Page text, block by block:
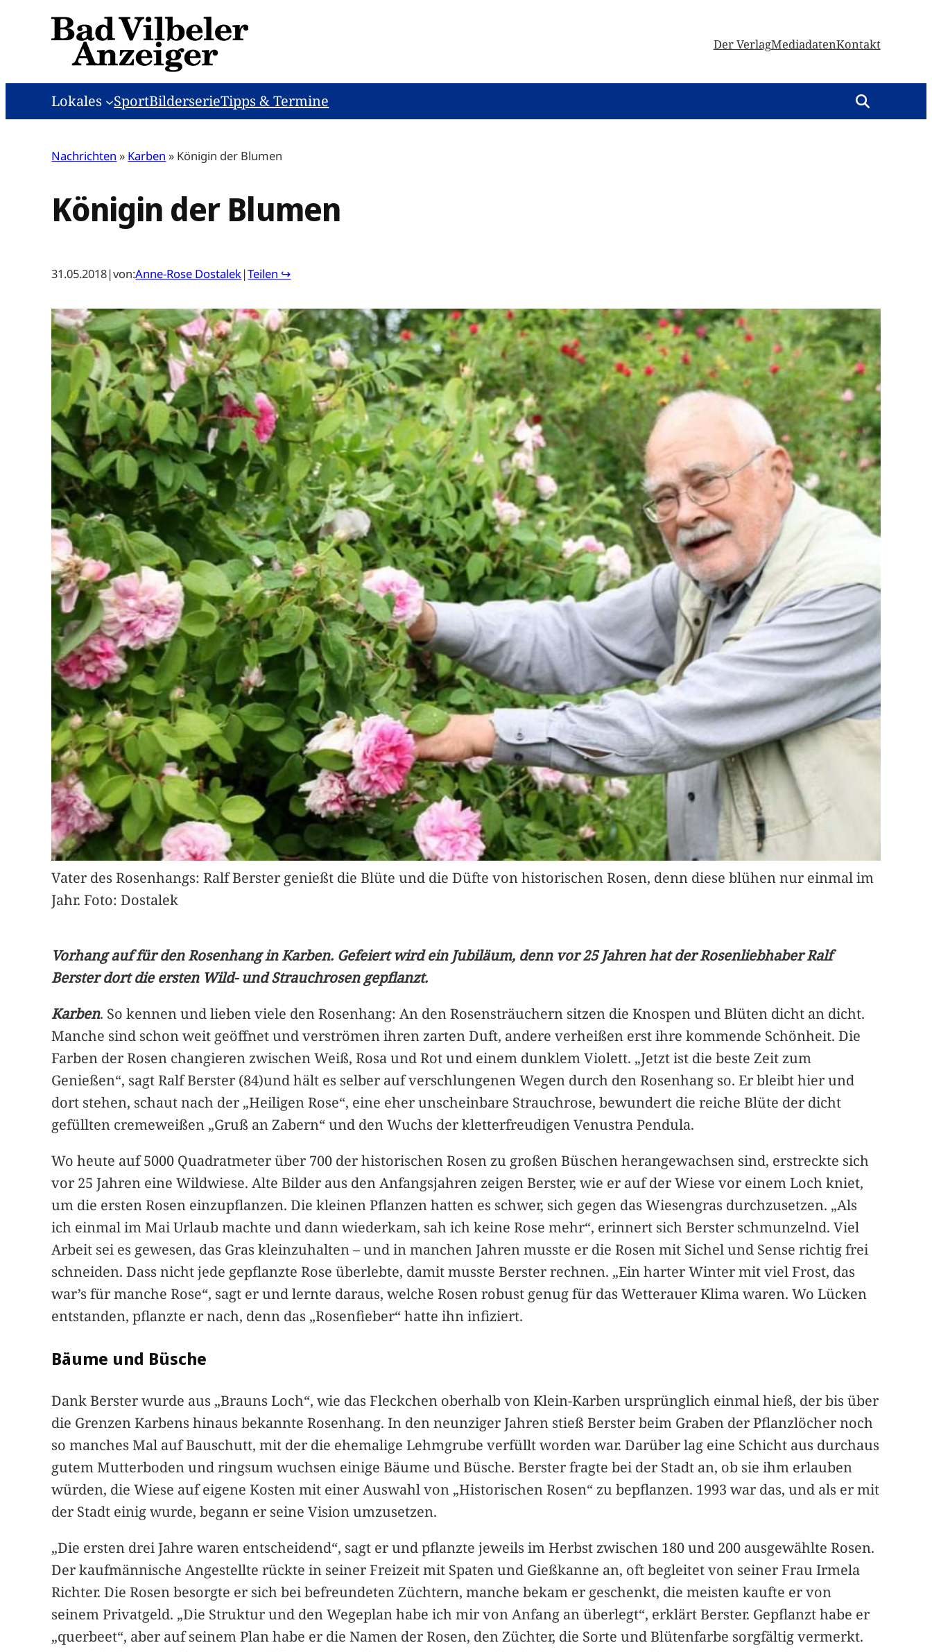
Der VerlagMediadatenKontakt
Lokales SportBilderserieTipps & Termine
Nachrichten » Karben » Königin der Blumen
Königin der Blumen
31.05.2018|von:Anne-Rose Dostalek|Teilen ↪
Vater des Rosenhangs: Ralf Berster genießt die Blüte und die Düfte von historischen Rosen, denn diese blühen nur einmal im
Jahr. Foto: Dostalek
Vorhang auf für den Rosenhang in Karben. Gefeiert wird ein Jubiläum, denn vor 25 Jahren hat der Rosenliebhaber Ralf
Berster dort die ersten Wild- und Strauchrosen gepflanzt.
Karben. So kennen und lieben viele den Rosenhang: An den Rosensträuchern sitzen die Knospen und Blüten dicht an dicht.
Manche sind schon weit geöffnet und verströmen ihren zarten Duft, andere verheißen erst ihre kommende Schönheit. Die
Farben der Rosen changieren zwischen Weiß, Rosa und Rot und einem dunklem Violett. „Jetzt ist die beste Zeit zum
Genießen“, sagt Ralf Berster (84)und hält es selber auf verschlungenen Wegen durch den Rosenhang so. Er bleibt hier und
dort stehen, schaut nach der „Heiligen Rose“, eine eher unscheinbare Strauchrose, bewundert die reiche Blüte der dicht
gefüllten cremeweißen „Gruß an Zabern“ und den Wuchs der kletterfreudigen Venustra Pendula.
Wo heute auf 5000 Quadratmeter über 700 der historischen Rosen zu großen Büschen herangewachsen sind, erstreckte sich
vor 25 Jahren eine Wildwiese. Alte Bilder aus den Anfangsjahren zeigen Berster, wie er auf der Wiese vor einem Loch kniet,
um die ersten Rosen einzupflanzen. Die kleinen Pflanzen hatten es schwer, sich gegen das Wiesengras durchzusetzen. „Als
ich einmal im Mai Urlaub machte und dann wiederkam, sah ich keine Rose mehr“, erinnert sich Berster schmunzelnd. Viel
Arbeit sei es gewesen, das Gras kleinzuhalten – und in manchen Jahren musste er die Rosen mit Sichel und Sense richtig frei
schneiden. Dass nicht jede gepflanzte Rose überlebte, damit musste Berster rechnen. „Ein harter Winter mit viel Frost, das
war’s für manche Rose“, sagt er und lernte daraus, welche Rosen robust genug für das Wetterauer Klima waren. Wo Lücken
entstanden, pflanzte er nach, denn das „Rosenfieber“ hatte ihn infiziert.
Bäume und Büsche
Dank Berster wurde aus „Brauns Loch“, wie das Fleckchen oberhalb von Klein-Karben ursprünglich einmal hieß, der bis über
die Grenzen Karbens hinaus bekannte Rosenhang. In den neunziger Jahren stieß Berster beim Graben der Pflanzlöcher noch
so manches Mal auf Bauschutt, mit der die ehemalige Lehmgrube verfüllt worden war. Darüber lag eine Schicht aus durchaus
gutem Mutterboden und ringsum wuchsen einige Bäume und Büsche. Berster fragte bei der Stadt an, ob sie ihm erlauben
würden, die Wiese auf eigene Kosten mit einer Auswahl von „Historischen Rosen“ zu bepflanzen. 1993 war das, und als er mit
der Stadt einig wurde, begann er seine Vision umzusetzen.
„Die ersten drei Jahre waren entscheidend“, sagt er und pflanzte jeweils im Herbst zwischen 180 und 200 ausgewählte Rosen.
Der kaufmännische Angestellte rückte in seiner Freizeit mit Spaten und Gießkanne an, oft begleitet von seiner Frau Irmela
Richter. Die Rosen besorgte er sich bei befreundeten Züchtern, manche bekam er geschenkt, die meisten kaufte er von
seinem Privatgeld. „Die Struktur und den Wegeplan habe ich mir von Anfang an überlegt“, erklärt Berster. Gepflanzt habe er
„querbeet“, aber auf seinem Plan habe er die Namen der Rosen, den Züchter, die Sorte und Blütenfarbe sorgfältig vermerkt.